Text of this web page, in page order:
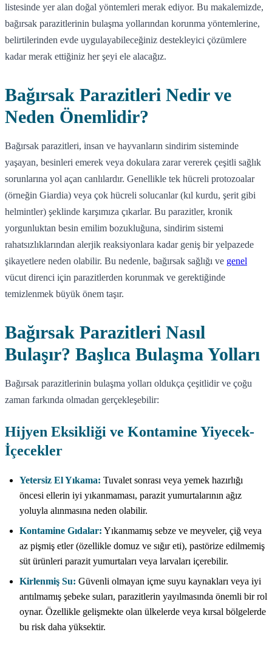
listesinde yer alan doğal yöntemleri merak ediyor. Bu makalemizde,
bağırsak parazitlerinin bulaşma yollarından korunma yöntemlerine,
belirtilerinden evde uygulayabileceğiniz destekleyici çözümlere
kadar merak ettiğiniz her şeyi ele alacağız.
Bağırsak Parazitleri Nedir ve
Neden Önemlidir?
Bağırsak parazitleri, insan ve hayvanların sindirim sisteminde
yaşayan, besinleri emerek veya dokulara zarar vererek çeşitli sağlık
sorunlarına yol açan canlılardır. Genellikle tek hücreli protozoalar
(örneğin Giardia) veya çok hücreli solucanlar (kıl kurdu, şerit gibi
helmintler) şeklinde karşımıza çıkarlar. Bu parazitler, kronik
yorgunluktan besin emilim bozukluğuna, sindirim sistemi
rahatsızlıklarından alerjik reaksiyonlara kadar geniş bir yelpazede
şikayetlere neden olabilir. Bu nedenle, bağırsak sağlığı ve genel
vücut direnci için parazitlerden korunmak ve gerektiğinde
temizlenmek büyük önem taşır.
Bağırsak Parazitleri Nasıl
Bulaşır? Başlıca Bulaşma Yolları
Bağırsak parazitlerinin bulaşma yolları oldukça çeşitlidir ve çoğu
zaman farkında olmadan gerçekleşebilir:
Hijyen Eksikliği ve Kontamine Yiyecek-
İçecekler
Yetersiz El Yıkama: Tuvalet sonrası veya yemek hazırlığı
öncesi ellerin iyi yıkanmaması, parazit yumurtalarının ağız
yoluyla alınmasına neden olabilir.
Kontamine Gıdalar: Yıkanmamış sebze ve meyveler, çiğ veya
az pişmiş etler (özellikle domuz ve sığır eti), pastörize edilmemiş
süt ürünleri parazit yumurtaları veya larvaları içerebilir.
Kirlenmiş Su: Güvenli olmayan içme suyu kaynakları veya iyi
arıtılmamış şebeke suları, parazitlerin yayılmasında önemli bir rol
oynar. Özellikle gelişmekte olan ülkelerde veya kırsal bölgelerde
bu risk daha yüksektir.